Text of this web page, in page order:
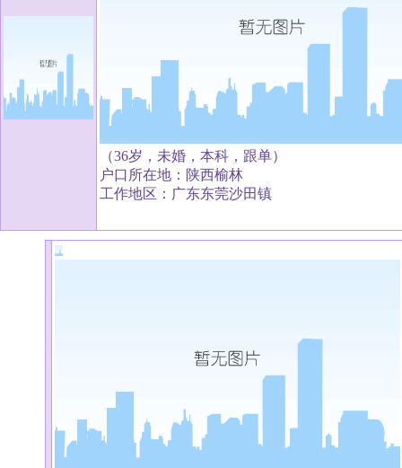
（36岁，未婚，本科，跟单）
户口所在地：陕西榆林
工作地区：广东东莞沙田镇